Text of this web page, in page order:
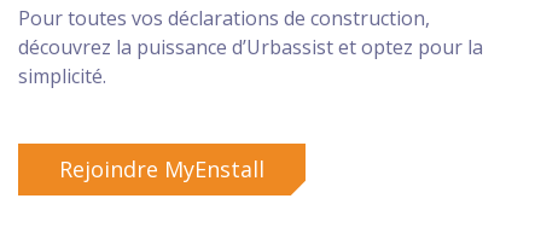
Pour toutes vos déclarations de construction,
découvrez la puissance d’Urbassist et optez pour la
simplicité.
Rejoindre MyEnstall